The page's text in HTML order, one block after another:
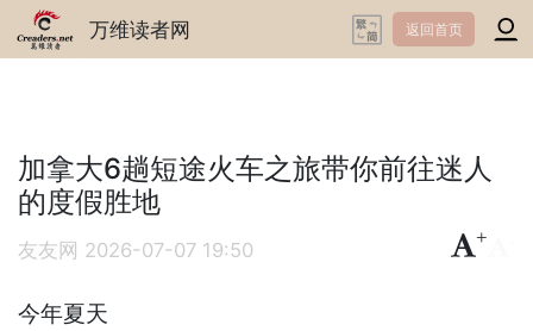
万维读者网 返回首页
加拿大6趟短途火车之旅带你前往迷人
的度假胜地
友友网 2026-07-07 19:50
+
今年夏天